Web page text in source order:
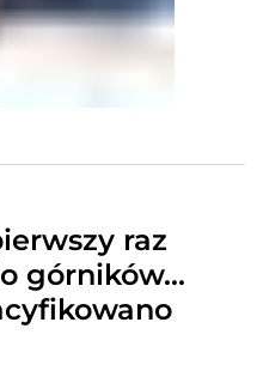
raz
górników...